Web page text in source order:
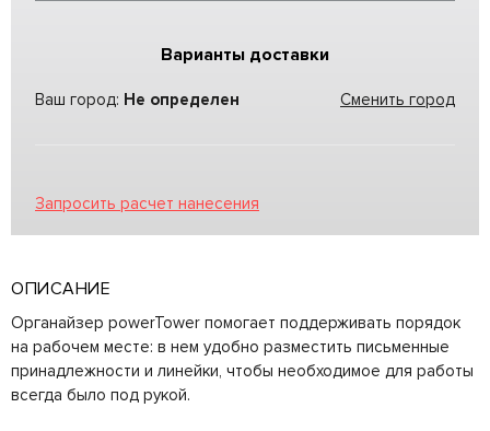
Варианты доставки
Ваш город: Не определен Сменить город
Запросить расчет нанесения
ОПИСАНИЕ
Органайзер powerTower помогает поддерживать порядок
на рабочем месте: в нем удобно разместить письменные
принадлежности и линейки, чтобы необходимое для работы
всегда было под рукой.